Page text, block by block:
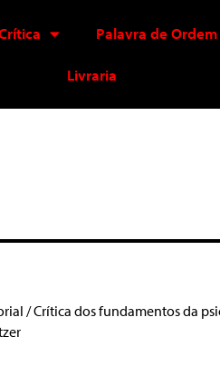
Palavra de Ordem
Livraria
/ Crítica dos fundamentos da